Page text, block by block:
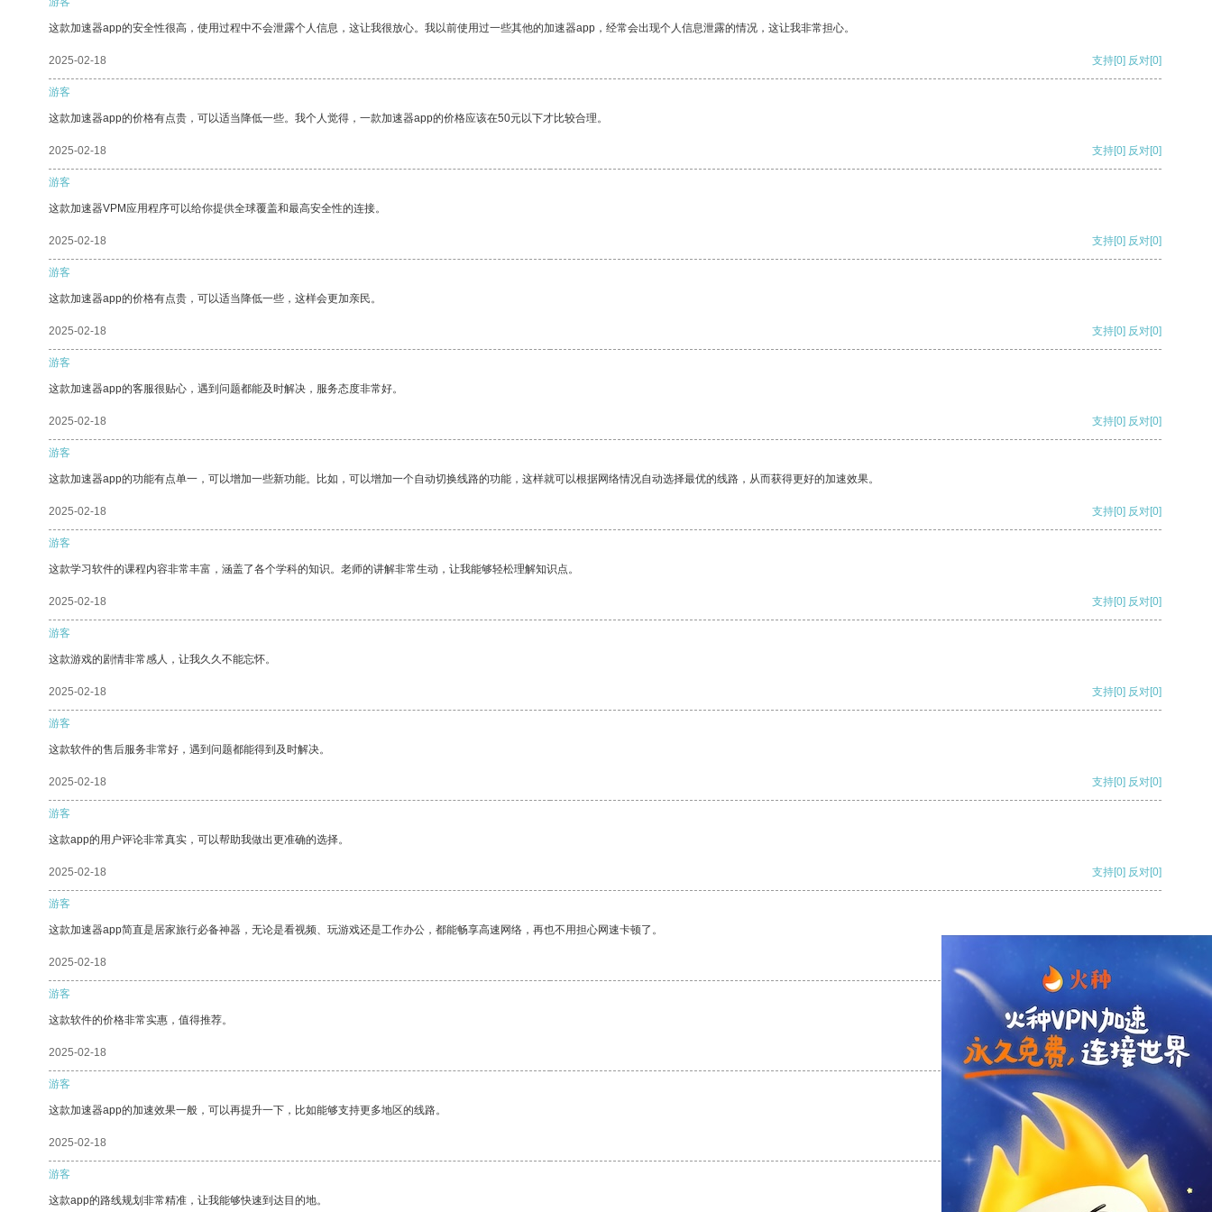
这款加速器app的安全性很高，使用过程中不会泄露个人信息，这让我很放心。我以前使用过一些其他的加速器app，经常会出现个人信息泄露的情况，这让我非常担心。
2025-02-18 支持[0] 反对[0]
游客
这款加速器app的价格有点贵，可以适当降低一些。我个人觉得，一款加速器app的价格应该在50元以下才比较合理。
2025-02-18 支持[0] 反对[0]
游客
这款加速器VPM应用程序可以给你提供全球覆盖和最高安全性的连接。
2025-02-18 支持[0] 反对[0]
游客
这款加速器app的价格有点贵，可以适当降低一些，这样会更加亲民。
2025-02-18 支持[0] 反对[0]
游客
这款加速器app的客服很贴心，遇到问题都能及时解决，服务态度非常好。
2025-02-18 支持[0] 反对[0]
游客
这款加速器app的功能有点单一，可以增加一些新功能。比如，可以增加一个自动切换线路的功能，这样就可以根据网络情况自动选择最优的线路，从而获得更好的加速效果。
2025-02-18 支持[0] 反对[0]
游客
这款学习软件的课程内容非常丰富，涵盖了各个学科的知识。老师的讲解非常生动，让我能够轻松理解知识点。
2025-02-18 支持[0] 反对[0]
游客
这款游戏的剧情非常感人，让我久久不能忘怀。
2025-02-18 支持[0] 反对[0]
游客
这款软件的售后服务非常好，遇到问题都能得到及时解决。
2025-02-18 支持[0] 反对[0]
游客
这款app的用户评论非常真实，可以帮助我做出更准确的选择。
2025-02-18 支持[0] 反对[0]
游客
这款加速器app简直是居家旅行必备神器，无论是看视频、玩游戏还是工作办公，都能畅享高速网络，再也不用担心网速卡顿了。
2025-02-18
游客
这款软件的价格非常实惠，值得推荐。
2025-02-18 支持 [0] 反对[0]
游客
这款加速器app的加速效果一般，可以再提升一下，比如能够支持更多地区的线路。
2025-02-18 支持[0] 反对
游客
这款app的路线规划非常精准，让我能够快速到达目的地。